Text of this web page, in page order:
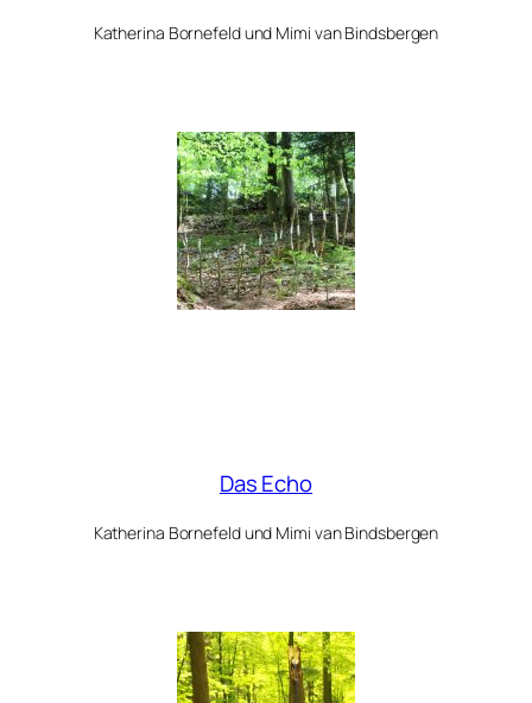
Katherina Bornefeld und Mimi van Bindsbergen
Das Echo
Katherina Bornefeld und Mimi van Bindsbergen